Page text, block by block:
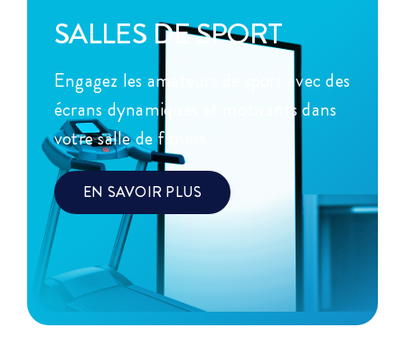
SALLES DE SPORT
Engagez les amateurs de sport avec des
écrans dynamiques et motivants dans
votre salle de fitness.
EN SAVOIR PLUS